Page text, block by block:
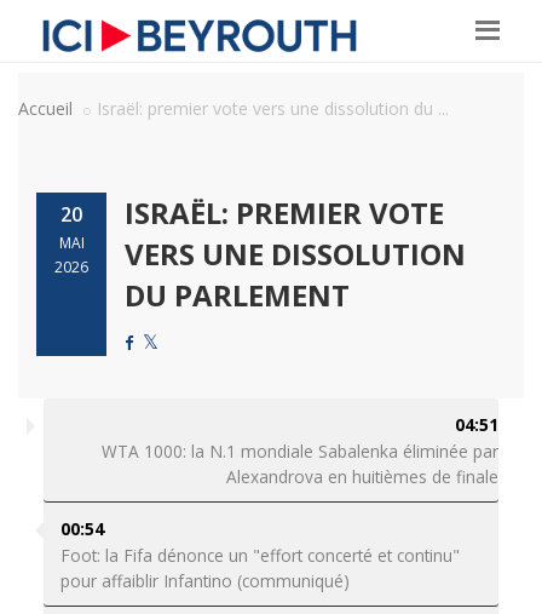
Accueil Israël: premier vote vers une dissolution du ...
20
MAI
2026
ISRAËL: PREMIER VOTE
VERS UNE DISSOLUTION
DU PARLEMENT
04:51
WTA 1000: la N.1 mondiale Sabalenka éliminée par
Alexandrova en huitièmes de finale
00:54
Foot: la Fifa dénonce un "effort concerté et continu"
pour affaiblir Infantino (communiqué)